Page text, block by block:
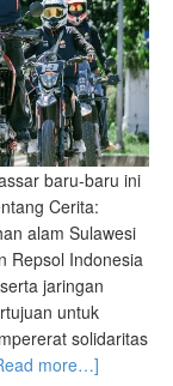
baru-baru ini
Cerita:
alam Sulawesi
Repsol Indonesia
jaringan
untuk
solidaritas
more…]